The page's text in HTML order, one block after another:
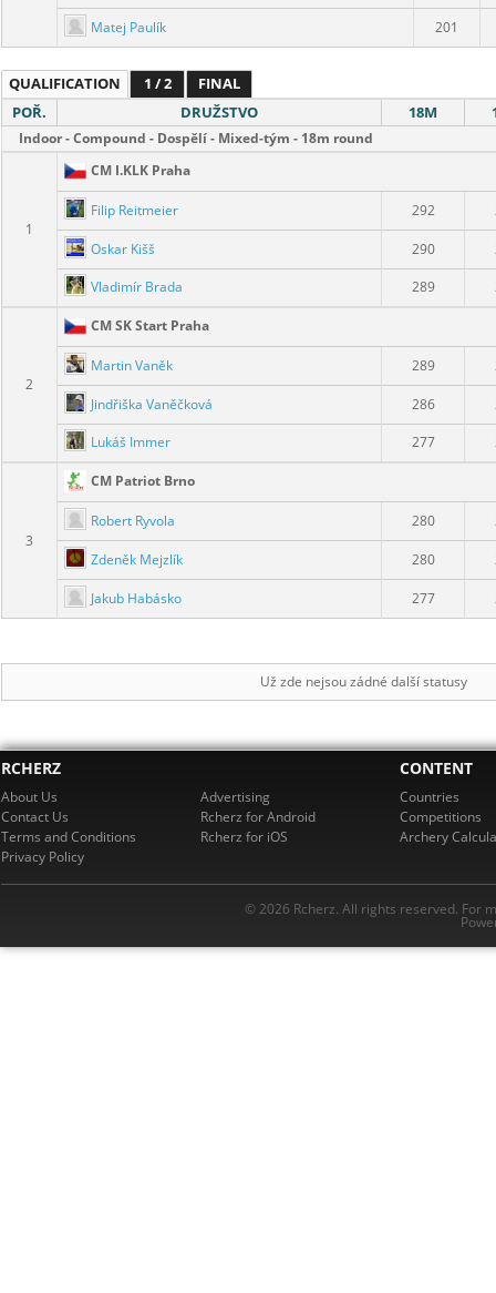
Matej Paulík 201
QUALIFICATION 1 / 2
FINAL
POŘ.
DRUŽSTVO 18M
Indoor - Compound - Dospělí - Mixed-tým - 18m round
1
CM I.KLK Praha
Filip Reitmeier 292
Oskar Kišš 290
Vladimír Brada
289
2
CM SK Start Praha
Martin Vaněk 289
Jindřiška Vaněčková 286
Lukáš Immer
277
3
CM Patriot Brno
Robert Ryvola 280
Zdeněk Mejzlík 280
Jakub Habásko 277
Už zde nejsou zádné další statusy
RCHERZ
About Us
Contact Us
Terms and Conditions
Privacy Policy
Advertising
Rcherz for Android
Rcherz for iOS
CONTENT
Countries
Competitions
Archery
© 2026 Rcherz. All rights reserved. For